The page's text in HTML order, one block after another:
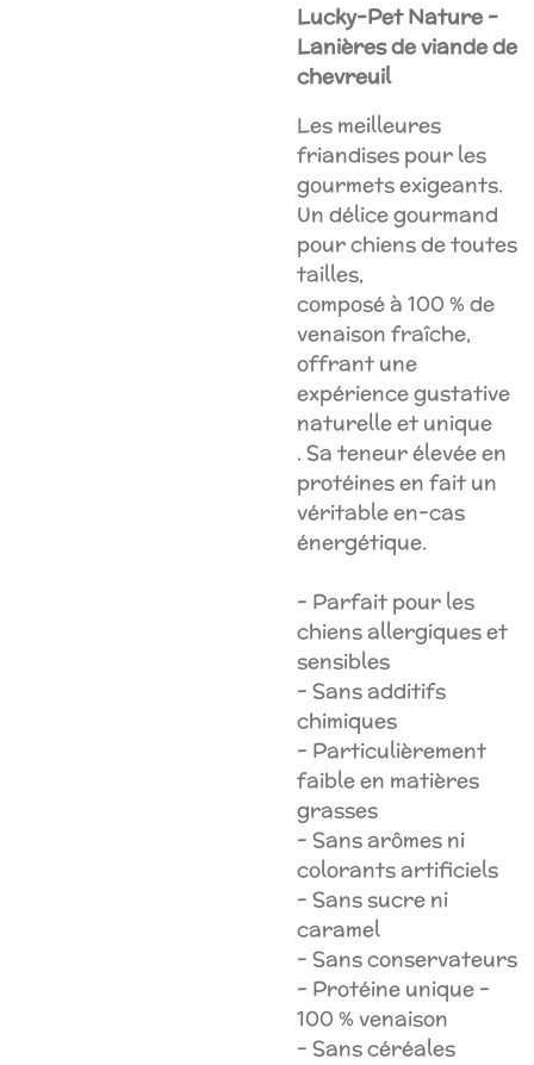
Lucky-Pet Nature -
Lanières de viande de
chevreuil
Les meilleures
friandises pour les
gourmets exigeants.
Un délice gourmand
pour chiens de toutes
tailles,
composé à 100 % de
venaison fraîche,
offrant une
expérience gustative
naturelle et unique
. Sa teneur élevée en
protéines en fait un
véritable en-cas
énergétique.
- Parfait pour les
chiens allergiques et
sensibles
- Sans additifs
chimiques
- Particulièrement
faible en matières
grasses
- Sans arômes ni
colorants artificiels
- Sans sucre ni
caramel
- Sans conservateurs
- Protéine unique -
100 % venaison
- Sans céréales